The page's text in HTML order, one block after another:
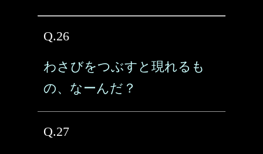
Q.26
わさびをつぶすと現れるも
の、なーんだ？
Q.27